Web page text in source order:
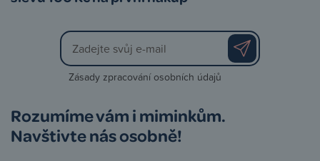
Zásady zpracování osobních údajů
Rozumíme vám i miminkům.
Navštivte nás osobně!